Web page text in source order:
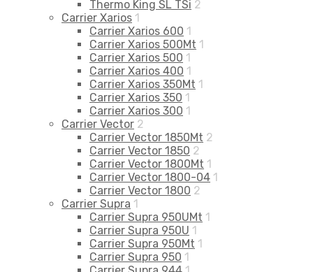
Thermo King SL TSi 2
Carrier Xarios 1
Carrier Xarios 600 1
Carrier Xarios 500Mt 1
Carrier Xarios 500 1
Carrier Xarios 400 1
Carrier Xarios 350Mt 1
Carrier Xarios 350 1
Carrier Xarios 300 1
Carrier Vector 2
Carrier Vector 1850Mt 2
Carrier Vector 1850 2
Carrier Vector 1800Mt 1
Carrier Vector 1800-04 1
Carrier Vector 1800 2
Carrier Supra 1
Carrier Supra 950UMt 1
Carrier Supra 950U 1
Carrier Supra 950Mt 1
Carrier Supra 950 1